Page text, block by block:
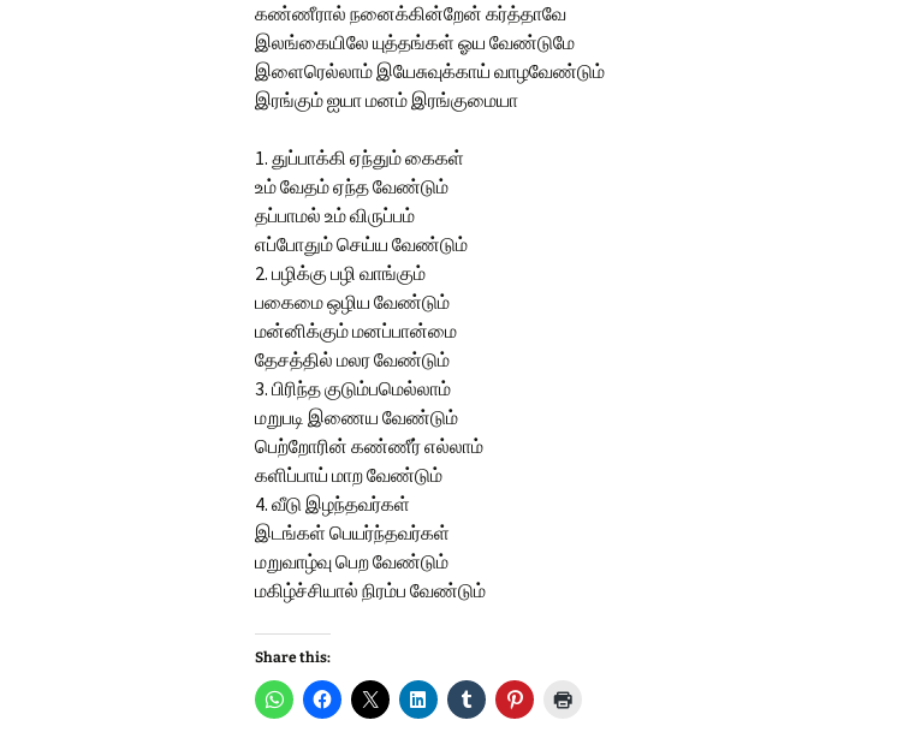
கண்ணீரால் நனைக்கின்றேன் கர்த்தாவே
இலங்கையிலே யுத்தங்கள் ஓய வேண்டுமே
இளைரெல்லாம் இயேசுவுக்காய் வாழவேண்டும்
இரங்கும் ஐயா மனம் இரங்குமையா
1. துப்பாக்கி ஏந்தும் கைகள்
உம் வேதம் ஏந்த வேண்டும்
தப்பாமல் உம் விருப்பம்
எப்போதும் செய்ய வேண்டும்
2. பழிக்கு பழி வாங்கும்
பகைமை ஒழிய வேண்டும்
மன்னிக்கும் மனப்பான்மை
தேசத்தில் மலர வேண்டும்
3. பிரிந்த குடும்பமெல்லாம்
மறுபடி இணைய வேண்டும்
பெற்றோரின் கண்ணீர் எல்லாம்
களிப்பாய் மாற வேண்டும்
4. வீடு இழந்தவர்கள்
இடங்கள் பெயர்ந்தவர்கள்
மறுவாழ்வு பெற வேண்டும்
மகிழ்ச்சியால் நிரம்ப வேண்டும்
Share this: